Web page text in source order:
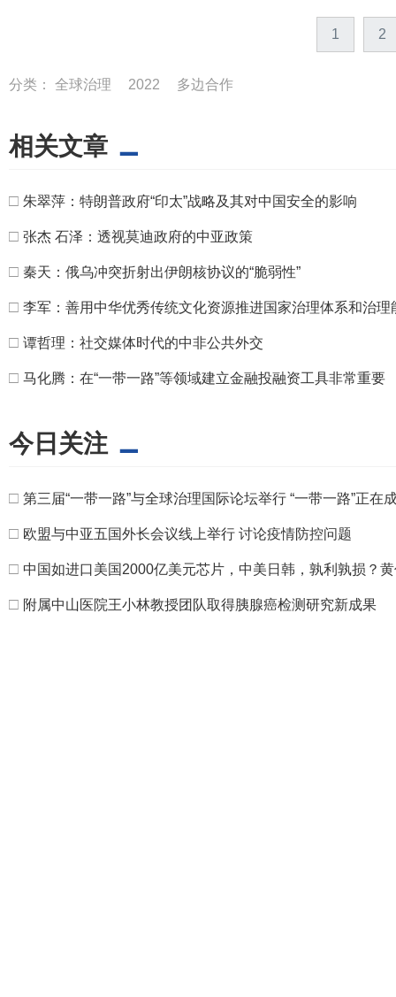
1 2
分类： 全球治理 2022 多边合作
相关文章
□ 朱翠萍：特朗普政府“印太”战略及其对中国安全的影响
□ 张杰 石泽：透视莫迪政府的中亚政策
□ 秦天：俄乌冲突折射出伊朗核协议的“脆弱性”
□ 李军：善用中华优秀传统文化资源推进国家治理体系和治理
□ 谭哲理：社交媒体时代的中非公共外交
□ 马化腾：在“一带一路”等领域建立金融投融资工具非常重要
今日关注
□ 第三届“一带一路”与全球治理国际论坛举行 “一带一路”正在
□ 欧盟与中亚五国外长会议线上举行 讨论疫情防控问题
□ 中国如进口美国2000亿美元芯片，中美日韩，孰利孰损？
□ 附属中山医院王小林教授团队取得胰腺癌检测研究新成果